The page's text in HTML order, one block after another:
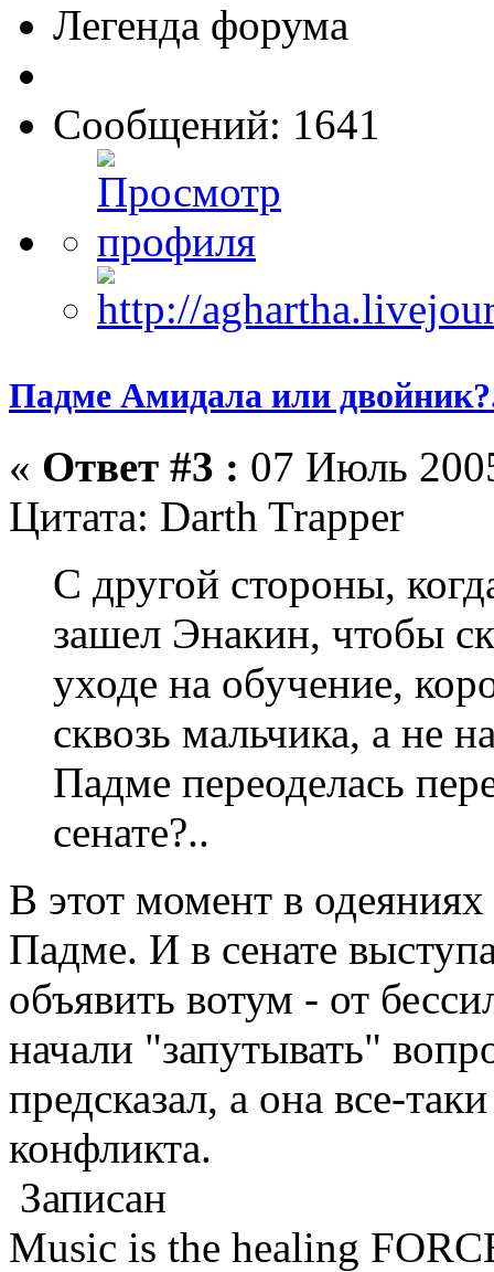
Легенда форума
Сообщений: 1641
Падме Амидала или
« Ответ #3 : 07 Июль
Цитата: Darth Trapper
С другой стороны,
зашел Энакин, чтобы
уходе на обучение,
сквозь мальчика, а не
Падме переоделась
сенате?..
В этот момент в
Падме. И в сенате
объявить вотум - от
начали "запутывать"
предсказал, а она все-
конфликта.
Записан
Music is the healing